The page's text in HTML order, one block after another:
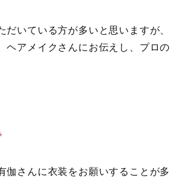
いている方が多いと思いますが、
ヘアメイクさんにお伝えし、プロの
伽さんに衣装をお願いすることが多